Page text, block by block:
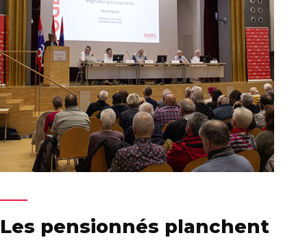
Les pensionnés planchent